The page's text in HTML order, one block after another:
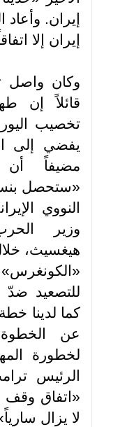
إيران. وأعاد
إيران إلا
وكان واصل
قائلاً إن
تخصيب
يفضي إلى
مضيفاً أن
النووي
وزير
هيغسيث،
للتصعيد ضدّ
كما لدينا
عن الخطوة
لخطورة
الرئيس
«اتفاق وقف
لا يزال